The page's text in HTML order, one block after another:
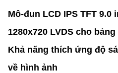
Mô-đun LCD IPS TFT 9.0
1280x720 LVDS cho
Khả năng thích ứng độ
về hình ảnh